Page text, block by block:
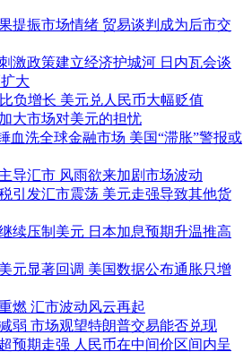
提振市场情绪 贸易谈判成为后市交
激政策建立经济护城河 日内瓦会谈
大
负增长 美元兑人民币大幅贬值
大市场对美元的担忧
血洗全球金融市场 美国“滞胀”警报或
导汇市 风雨欲来加剧市场波动
引发汇市震荡 美元走强导致其他货
续压制美元 日本加息预期升温推高
元显著回调 美国数据公布通胀只增
燃 汇市波动风云再起
弱 市场观望特朗普交易能否兑现
预期走强 人民币在中间价区间内呈